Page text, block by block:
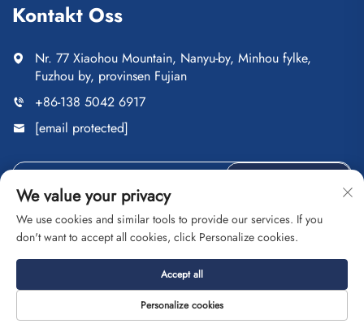
Kontakt Oss
Nr. 77 Xiaohou Mountain, Nanyu-by, Minhou fylke,
Fuzhou by, provinsen Fujian
+86-138 5042 6917
[email protected]
Copyright © Fuzhou Saipulang Trading Co., Ltd. Alle
rettigheter reservert Personvernpolicy
KONTAKT Tjeneste
We value your privacy
We use cookies and similar tools to provide our services. If you
don't want to accept all cookies, click Personalize cookies.
Personalize cookies
Accept all